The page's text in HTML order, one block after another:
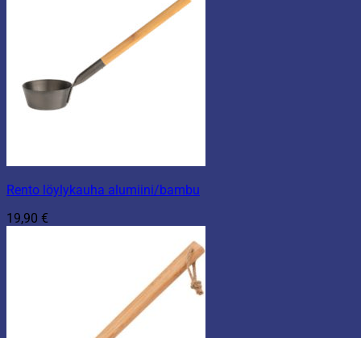
Rento löylykauha alumiini/bambu
19,90 €